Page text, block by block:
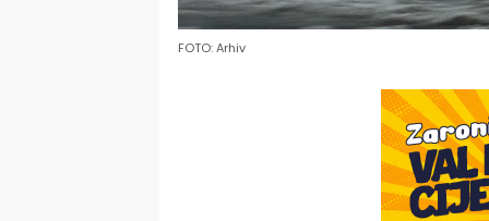
FOTO: Arhiv